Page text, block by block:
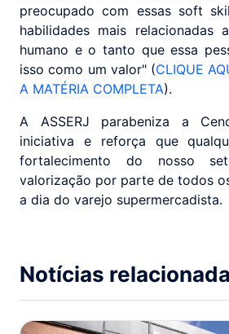
preocupado com essas soft
habilidades mais relacionadas
humano e o tanto que essa
isso como um valor" (CLIQUE
A MATÉRIA COMPLETA).
A ASSERJ parabeniza a
iniciativa e reforça que
fortalecimento do nosso
valorização por parte de todos
a dia do varejo supermercadista.
Notícias